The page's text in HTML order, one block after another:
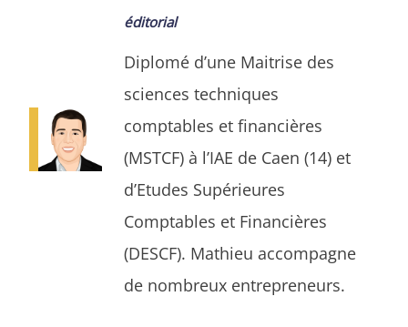
éditorial
Diplomé d’une Maitrise des
sciences techniques
comptables et financières
(MSTCF) à l’IAE de Caen (14) et
d’Etudes Supérieures
Comptables et Financières
(DESCF). Mathieu accompagne
de nombreux entrepreneurs.